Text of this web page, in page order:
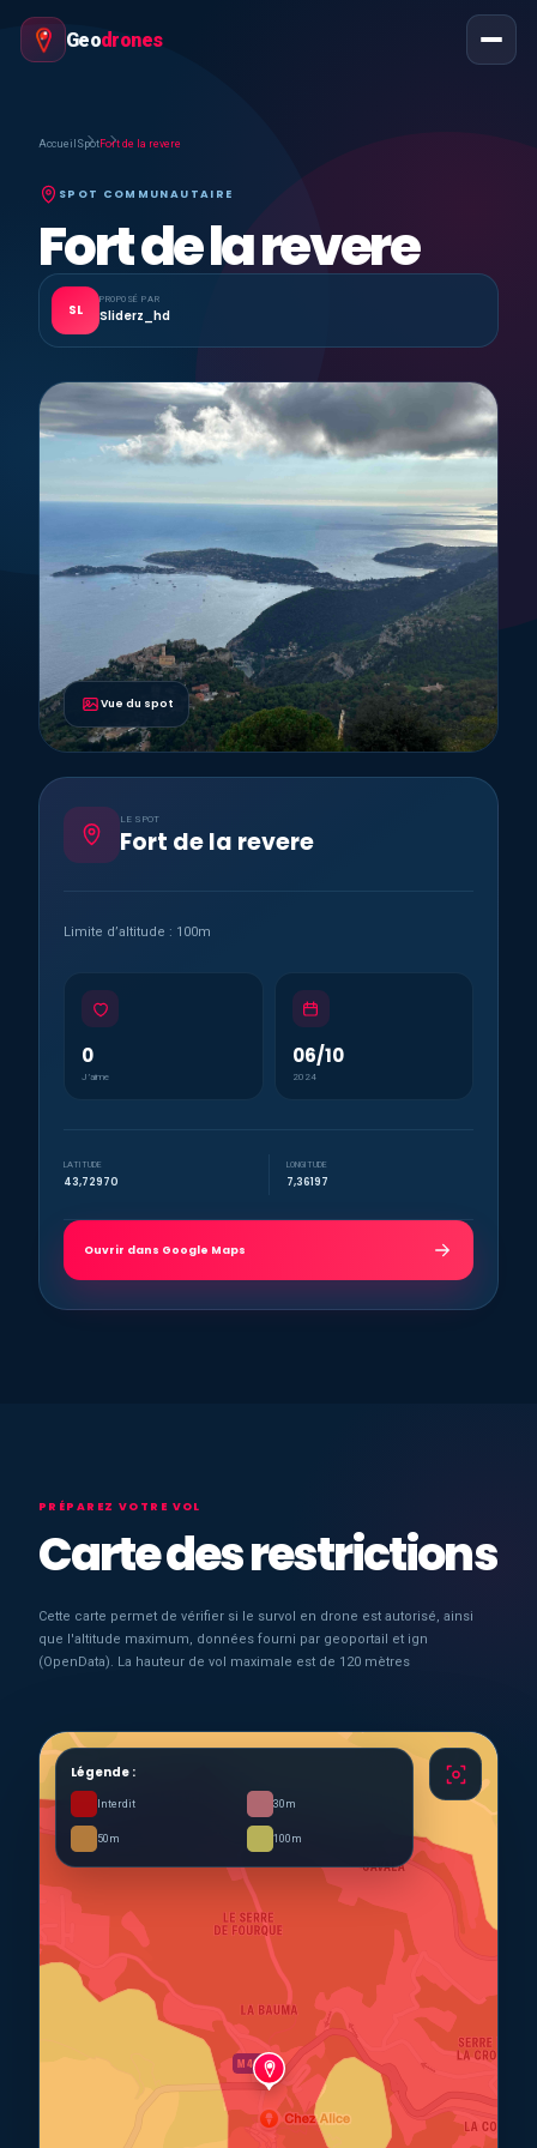
Geodrones
Accueil SpotFort de la revere
SPOT COMMUNAUTAIRE
Fort de la revere
SL
PROPOSÉ PAR
Sliderz_hd
Vue du spot
LE SPOT
Fort de la revere
Limite d’altitude : 100m
0
J’aime
06/10
2024
LATITUDE
43,72970
LONGITUDE
7,36197
Ouvrir dans Google Maps
PRÉPAREZ VOTRE VOL
Carte des restrictions
Cette carte permet de vérifier si le survol en drone est autorisé, ainsi
que l'altitude maximum, données fourni par geoportail et ign
(OpenData). La hauteur de vol maximale est de 120 mètres
Légende :
Interdit 30m
50m 100m